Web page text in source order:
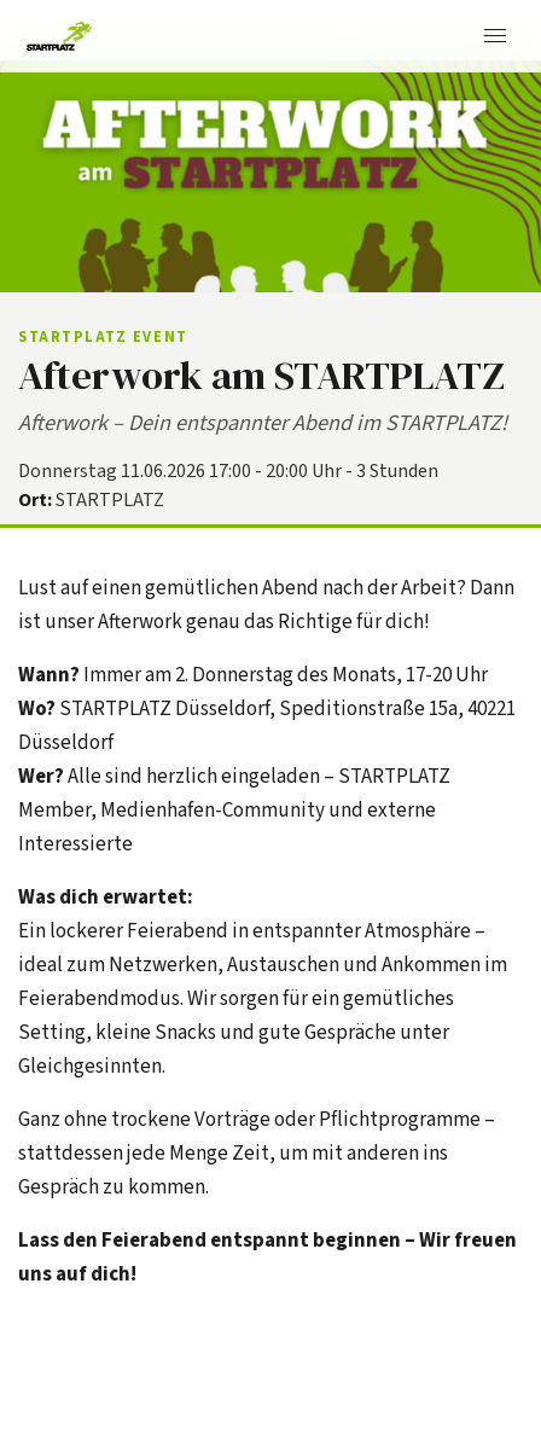
STARTPLATZ EVENT
Afterwork am STARTPLATZ
Afterwork – Dein entspannter Abend im STARTPLATZ!
Donnerstag 11.06.2026 17:00 - 20:00 Uhr - 3 Stunden
Ort:STARTPLATZ
Lust auf einen gemütlichen Abend nach der Arbeit? Dann
ist unser Afterwork genau das Richtige für dich!
Wann? Immer am 2. Donnerstag des Monats, 17-20 Uhr
Wo? STARTPLATZ Düsseldorf, Speditionstraße 15a, 40221
Düsseldorf
Wer?Alle sind herzlich eingeladen – STARTPLATZ
Member, Medienhafen-Community und externe
Interessierte
Was dich erwartet:
Ein lockerer Feierabend in entspannter Atmosphäre –
ideal zum Netzwerken, Austauschen und Ankommen im
Feierabendmodus. Wir sorgen für ein gemütliches
Setting, kleine Snacks und gute Gespräche unter
Gleichgesinnten.
Ganz ohne trockene Vorträge oder Pflichtprogramme –
stattdessen jede Menge Zeit, um mit anderen ins
Gespräch zu kommen.
Lass den Feierabend entspannt beginnen – Wir freuen
uns auf dich!